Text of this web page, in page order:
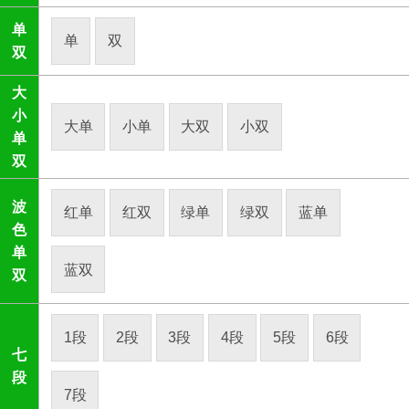
单
双
单 双
大
小
单
双
大单 小单 大双 小双
波
色
单
双
红单 红双 绿单 绿双 蓝单
蓝双
七
段
1段 2段 3段 4段 5段 6段
7段